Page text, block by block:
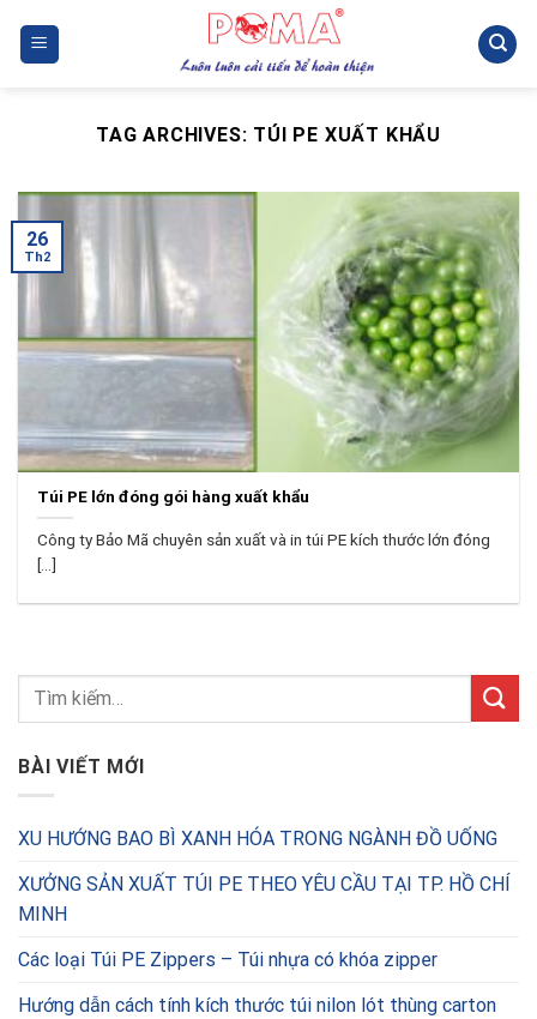
TAG ARCHIVES: TÚI PE XUẤT KHẨU
Túi PE lớn đóng gói hàng xuất khẩu
Công ty Bảo Mã chuyên sản xuất và in túi PE kích thước lớn đóng
[...]
26
Th2
BÀI VIẾT MỚI
XU HƯỚNG BAO BÌ XANH HÓA TRONG NGÀNH ĐỒ UỐNG
XƯỞNG SẢN XUẤT TÚI PE THEO YÊU CẦU TẠI TP. HỒ CHÍ
MINH
Các loại Túi PE Zippers – Túi nhựa có khóa zipper
Hướng dẫn cách tính kích thước túi nilon lót thùng carton